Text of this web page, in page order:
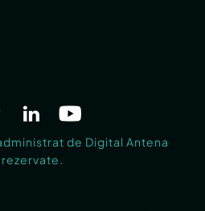
de Digital Antena